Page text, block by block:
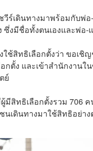
ร์เดินทางมาพร้อมกับพ่
ซึ่งมีชื่อทั้งตนเองและพ่
สิทธิเลือกตั้งว่า ขอเชิ
กตั้ง และเข้าสำนักงาน
ย์
มีสิทธิเลือกตั้งรวม 706
นเดินทางมาใช้สิทธิอย่าง